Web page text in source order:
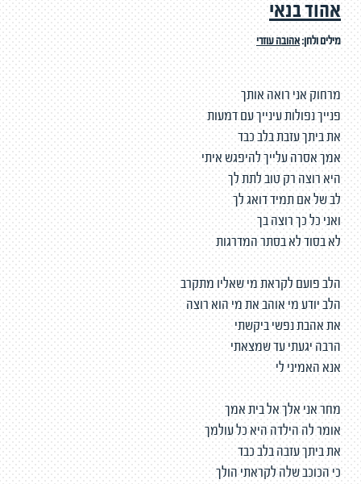
אהוד בנאי
מילים ולחן:אהובה עוזרי
מרחוק אני רואה אותך
פנייך נפולות עינייך עם דמעות
את ביתך עזבת בלב כבד
אמך אסרה עלייך להיפגש איתי
היא רוצה רק טוב לתת לך
לב של אם תמיד דואג לך
ואני כל כך רוצה בך
לא בסוד לא בסתר המדרגות
הלב פועם לקראת מי שאליו מתקרב
הלב יודע מי אוהב את מי הוא רוצה
את אהבת נפשי ביקשתי
הרבה יגעתי עד שמצאתי
אנא האמיני לי
מחר אני אלך אל בית אמך
אומר לה הילדה היא כל עולמך
את ביתך עזבה בלב כבד
כי הכוכב שלה לקראתי הולך